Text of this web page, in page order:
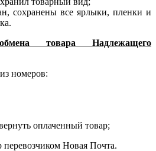
сохранены все ярлыки, пленки и
обмена товара Надлежащего
номеров:
оплаченный товар;
перевозчиком Новая Почта.